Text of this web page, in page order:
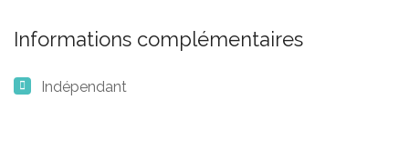
Informations complémentaires
Indépendant